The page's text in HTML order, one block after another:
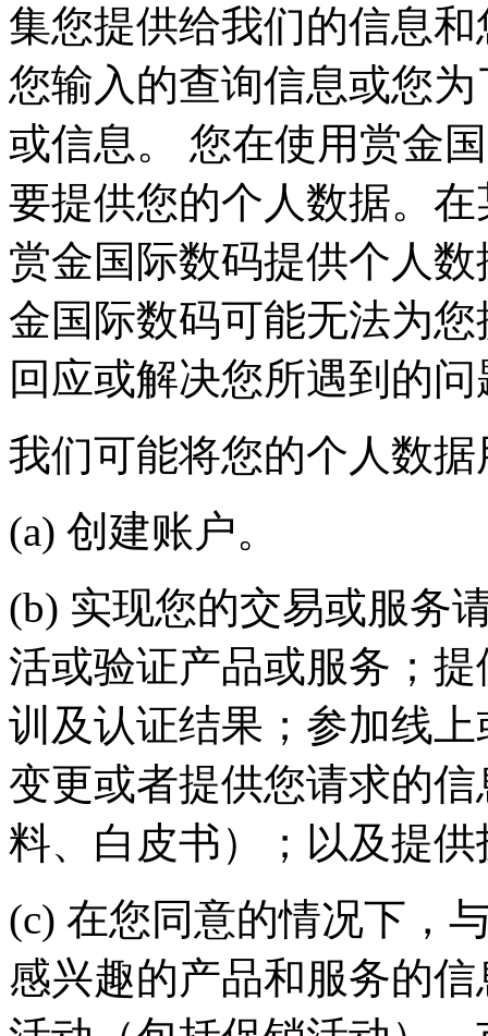
集您提供给我们的信息和
您输入的查询信息或您
或信息。 您在使用赏金国
要提供您的个人数据。在
赏金国际数码提供个人数据
金国际数码可能无法为您
回应或解决您所遇到的问
我们可能将您的个人数据
(a) 创建账户。
(b) 实现您的交易或服务请
活或验证产品或服务；
训及认证结果；参加线
变更或者提供您请求的
料、白皮书）；以及提
(c) 在您同意的情况下
感兴趣的产品和服务的